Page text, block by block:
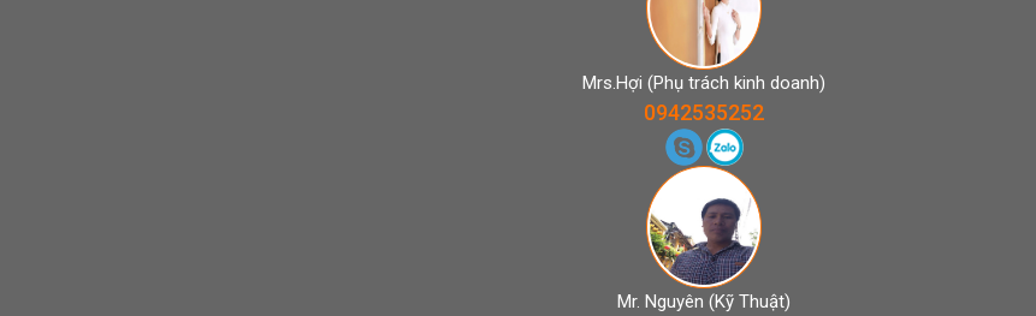
Mrs.Hợi (Phụ trách kinh doanh)
0942535252
Mr. Nguyên (Kỹ Thuật)